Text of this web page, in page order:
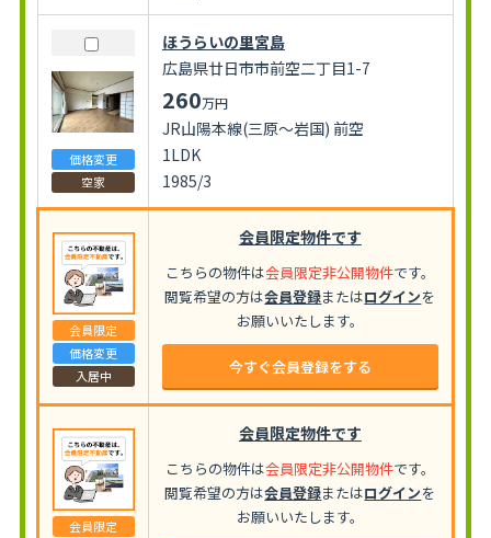
価格変更
空家
ほうらいの里宮島
広島県廿日市市前空二丁目1-7
260万円
JR山陽本線(三原～岩国) 前空
1LDK
1985/3
会員限定
価格変更
入居中
会員限定物件です
こちらの物件は会員限定非公開物件です。
閲覧希望の方は会員登録またはログインを
お願いいたします。
今すぐ会員登録をする
会員限定
会員限定物件です
こちらの物件は会員限定非公開物件です。
閲覧希望の方は会員登録またはログインを
お願いいたします。